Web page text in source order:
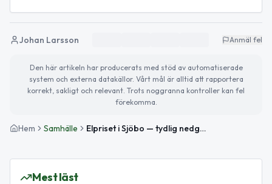
Johan Larsson Anmäl fel
Den här artikeln har producerats med stöd av automatiserade
system och externa datakällor. Vårt mål är alltid att rapportera
korrekt, sakligt och relevant. Trots noggranna kontroller kan fel
förekomma.
Hem Samhälle Elpriset i Sjöbo — tydlig nedgång mot veckans lägsta
Mest läst